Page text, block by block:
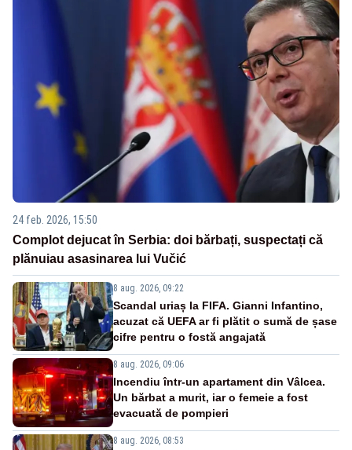
24 feb. 2026, 15:50
Complot dejucat în Serbia: doi bărbați, suspectați că
plănuiau asasinarea lui Vučić
8 aug. 2026, 09:22
Scandal uriaș la FIFA. Gianni Infantino,
acuzat că UEFA ar fi plătit o sumă de șase
cifre pentru o fostă angajată
8 aug. 2026, 09:06
Incendiu într-un apartament din Vâlcea.
Un bărbat a murit, iar o femeie a fost
evacuată de pompieri
8 aug. 2026, 08:53